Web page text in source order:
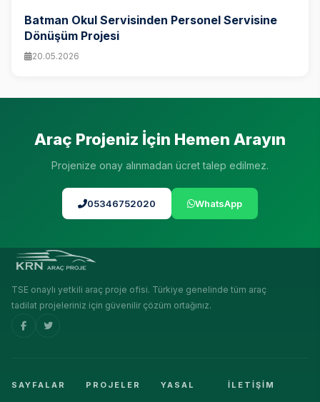
Batman Okul Servisinden Personel Servisine
Dönüşüm Projesi
20.05.2026
Araç Projeniz İçin Hemen Arayın
Projenize onay alınmadan ücret talep edilmez.
05346752020 WhatsApp
TSE onaylı yetkili araç proje ofisi. Türkiye genelinde tüm araç
tadilat projeleriniz için güvenilir çözüm ortağınız.
SAYFALAR PROJELER YASAL İLETIŞIM